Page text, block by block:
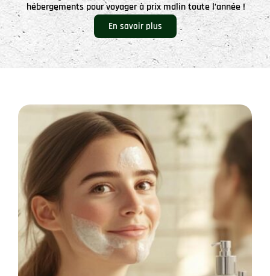
hébergements pour voyager à prix malin toute l’année !
En savoir plus